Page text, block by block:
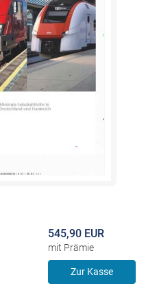
545,90 EUR
mit Prämie
Zur Kasse